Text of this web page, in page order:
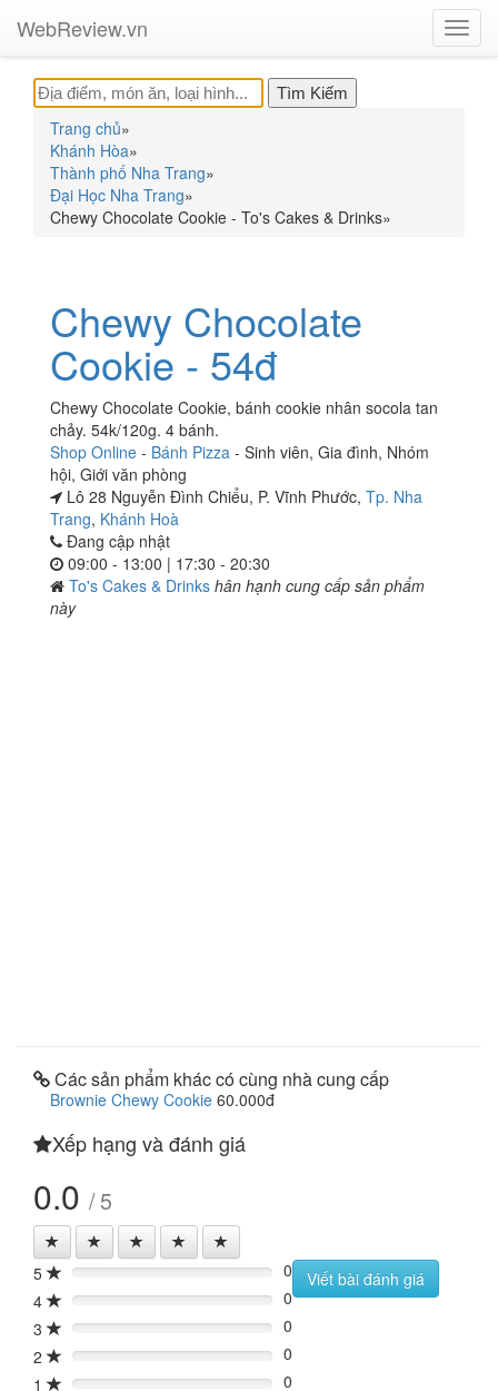
WebReview.vn
Trang chủ»
Khánh Hòa»
Thành phố Nha Trang»
Đại Học Nha Trang»
Chewy Chocolate Cookie - To's Cakes & Drinks»
Chewy Chocolate
Cookie - 54đ
Chewy Chocolate Cookie, bánh cookie nhân socola tan
chảy. 54k/120g. 4 bánh.
Shop Online - Bánh Pizza - Sinh viên, Gia đình, Nhóm
hội, Giới văn phòng
Lô 28 Nguyễn Đình Chiểu, P. Vĩnh Phước, Tp. Nha
Trang, Khánh Hoà
Đang cập nhật
09:00 - 13:00 | 17:30 - 20:30
To's Cakes & Drinks hân hạnh cung cấp sản phẩm
này
Các sản phẩm khác có cùng nhà cung cấp
Brownie Chewy Cookie 60.000đ
Xếp hạng và đánh giá
0.0 / 5
5 0%
0
4
0%
0
3
0%
0
2
0%
0
1
0
Viết bài đánh giá